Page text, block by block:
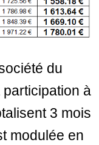
du
à
3 mois
modulée en